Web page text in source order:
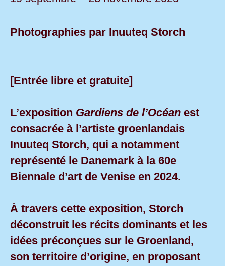
Photographies par Inuuteq Storch
[Entrée libre et gratuite]
L’exposition Gardiens de l’Océan est
consacrée à l’artiste groenlandais
Inuuteq Storch, qui a notamment
représenté le Danemark à la 60e
Biennale d’art de Venise en 2024.
À travers cette exposition, Storch
déconstruit les récits dominants et les
idées préconçues sur le Groenland,
son territoire d’origine, en proposant